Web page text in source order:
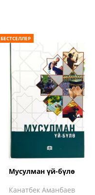
БЕСТСЕЛЛЕР
Мусулман үй-бүлө
Канатбек Аманбаев